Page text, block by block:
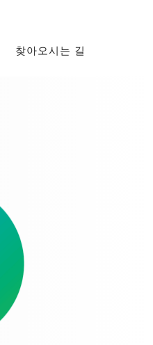
찾아오시는 길